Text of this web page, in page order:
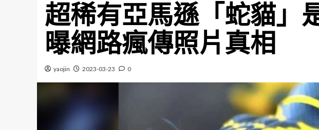
超稀有亞馬遜「蛇貓」
曝網路瘋傳照片真相
yaojin 2023-03-23 0